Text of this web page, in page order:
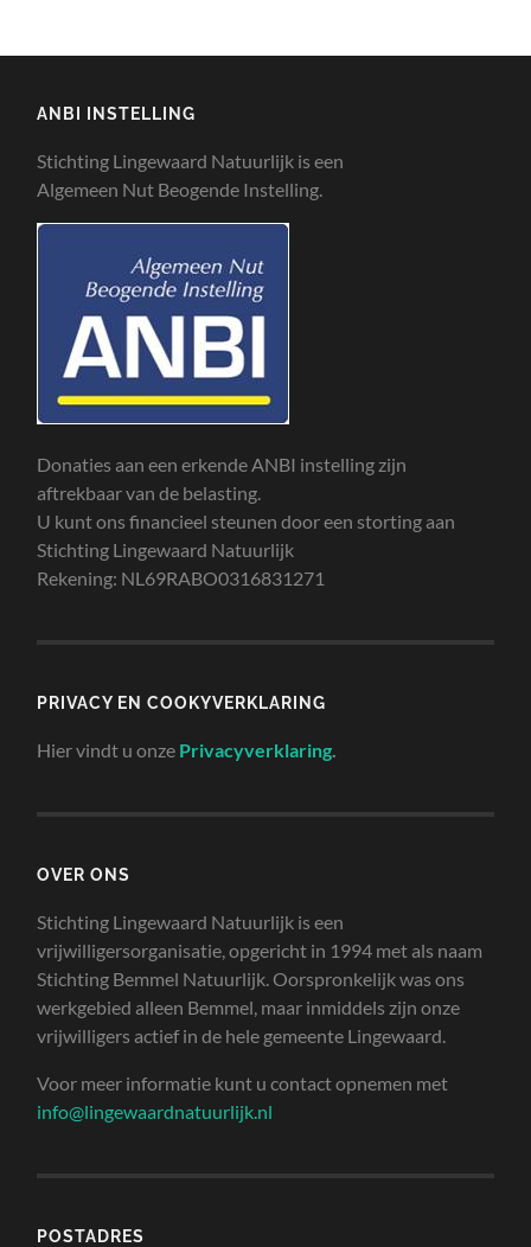
ANBI INSTELLING
Stichting Lingewaard Natuurlijk is een
Algemeen Nut Beogende Instelling.
Donaties aan een erkende ANBI instelling zijn
aftrekbaar van de belasting.
U kunt ons financieel steunen door een storting aan
Stichting Lingewaard Natuurlijk
Rekening: NL69RABO0316831271
PRIVACY EN COOKYVERKLARING
Hier vindt u onze Privacyverklaring
OVER ONS
Stichting Lingewaard Natuurlijk is een
vrijwilligersorganisatie, opgericht in 1994 met als naam
Stichting Bemmel Natuurlijk. Oorspronkelijk was ons
werkgebied alleen Bemmel, maar inmiddels zijn onze
vrijwilligers actief in de hele gemeente Lingewaard.
Voor meer informatie kunt u contact opnemen met
info@lingewaardnatuurlijk.nl
POSTADRES